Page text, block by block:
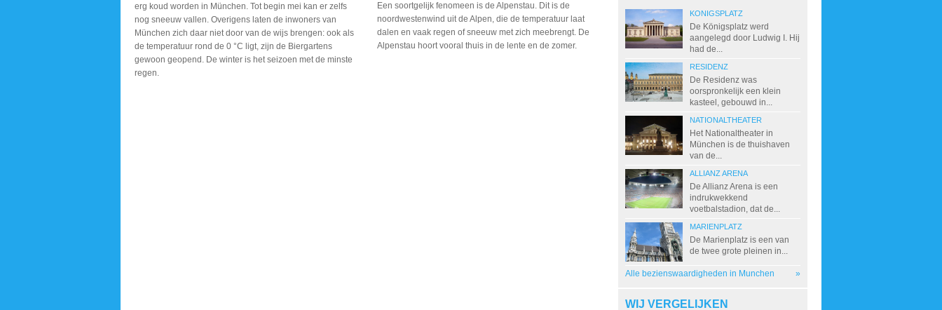
erg koud worden in München. Tot begin mei kan er zelfs
nog sneeuw vallen. Overigens laten de inwoners van
München zich daar niet door van de wijs brengen: ook als
de temperatuur rond de 0 °C ligt, zijn de Biergartens
gewoon geopend. De winter is het seizoen met de minste
regen.
Een soortgelijk fenomeen is de Alpenstau. Dit is de
noordwestenwind uit de Alpen, die de temperatuur laat
dalen en vaak regen of sneeuw met zich meebrengt. De
Alpenstau hoort vooral thuis in de lente en de zomer.
KONIGSPLATZ
De Königsplatz werd
aangelegd door Ludwig I. Hij
had de...
RESIDENZ
De Residenz was
oorspronkelijk een klein
kasteel, gebouwd in...
NATIONALTHEATER
Het Nationaltheater in
München is de thuishaven
van de...
ALLIANZ ARENA
De Allianz Arena is een
indrukwekkend
voetbalstadion, dat de...
MARIENPLATZ
De Marienplatz is een van
de twee grote pleinen in...
Alle bezienswaardigheden in Munchen »
WIJ VERGELIJKEN